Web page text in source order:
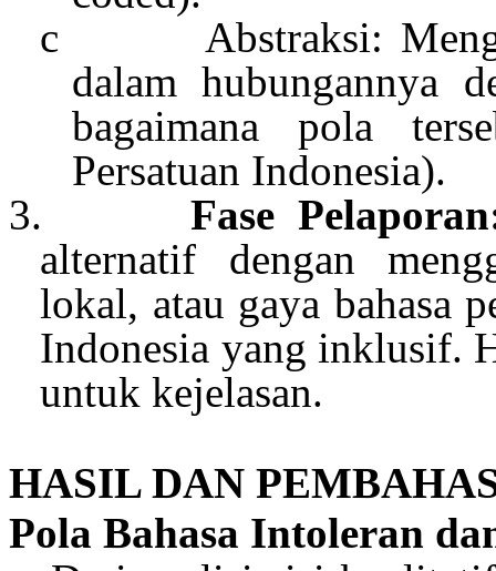
c
Abstraksi:
dalam hubungannya
bagaimana
pola
Persatuan Indonesia).
3.
Fase Pelaporan
alternatif
dengan
lokal, atau gaya bahasa
Indonesia yang inklusif.
untuk kejelasan.
HASIL DAN
Pola Bahasa Intoleran